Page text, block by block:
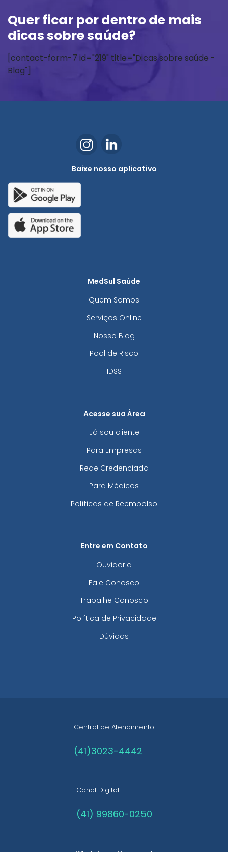
Quer ficar por dentro de mais
dicas sobre saúde?
[contact-form-7 id="219" title="Dicas sobre saúde -
Blog"]
Baixe nosso aplicativo
MedSul Saúde
Quem Somos
Serviços Online
Nosso Blog
Pool de Risco
IDSS
Acesse sua Área
Já sou cliente
Para Empresas
Rede Credenciada
Para Médicos
Políticas de Reembolso
Entre em Contato
Ouvidoria
Fale Conosco
Trabalhe Conosco
Política de Privacidade
Dúvidas
Central de Atendimento
(41)3023-4442
Canal Digital
(41) 99860-0250